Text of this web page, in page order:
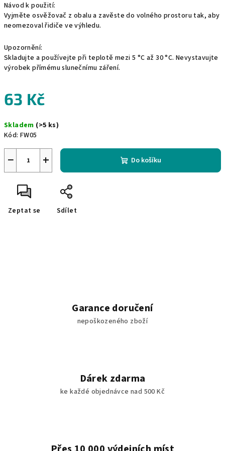
Návod k použití:
Vyjměte osvěžovač z obalu a zavěste do volného prostoru tak, aby
neomezoval řidiče ve výhledu.
Upozornění:
Skladujte a používejte při teplotě mezi 5 °C až 30 °C. Nevystavujte
výrobek přímému slunečnímu záření.
63 Kč
cena:
Skladem (>5 ks)
Kód: FW05
+
− Do košíku
Zeptat se Sdílet
Garance doručení
nepoškozeného zboží
Dárek zdarma
ke každé objednávce nad 500 Kč